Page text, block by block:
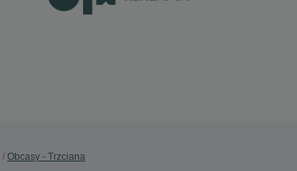
Obcasy - Trzciana